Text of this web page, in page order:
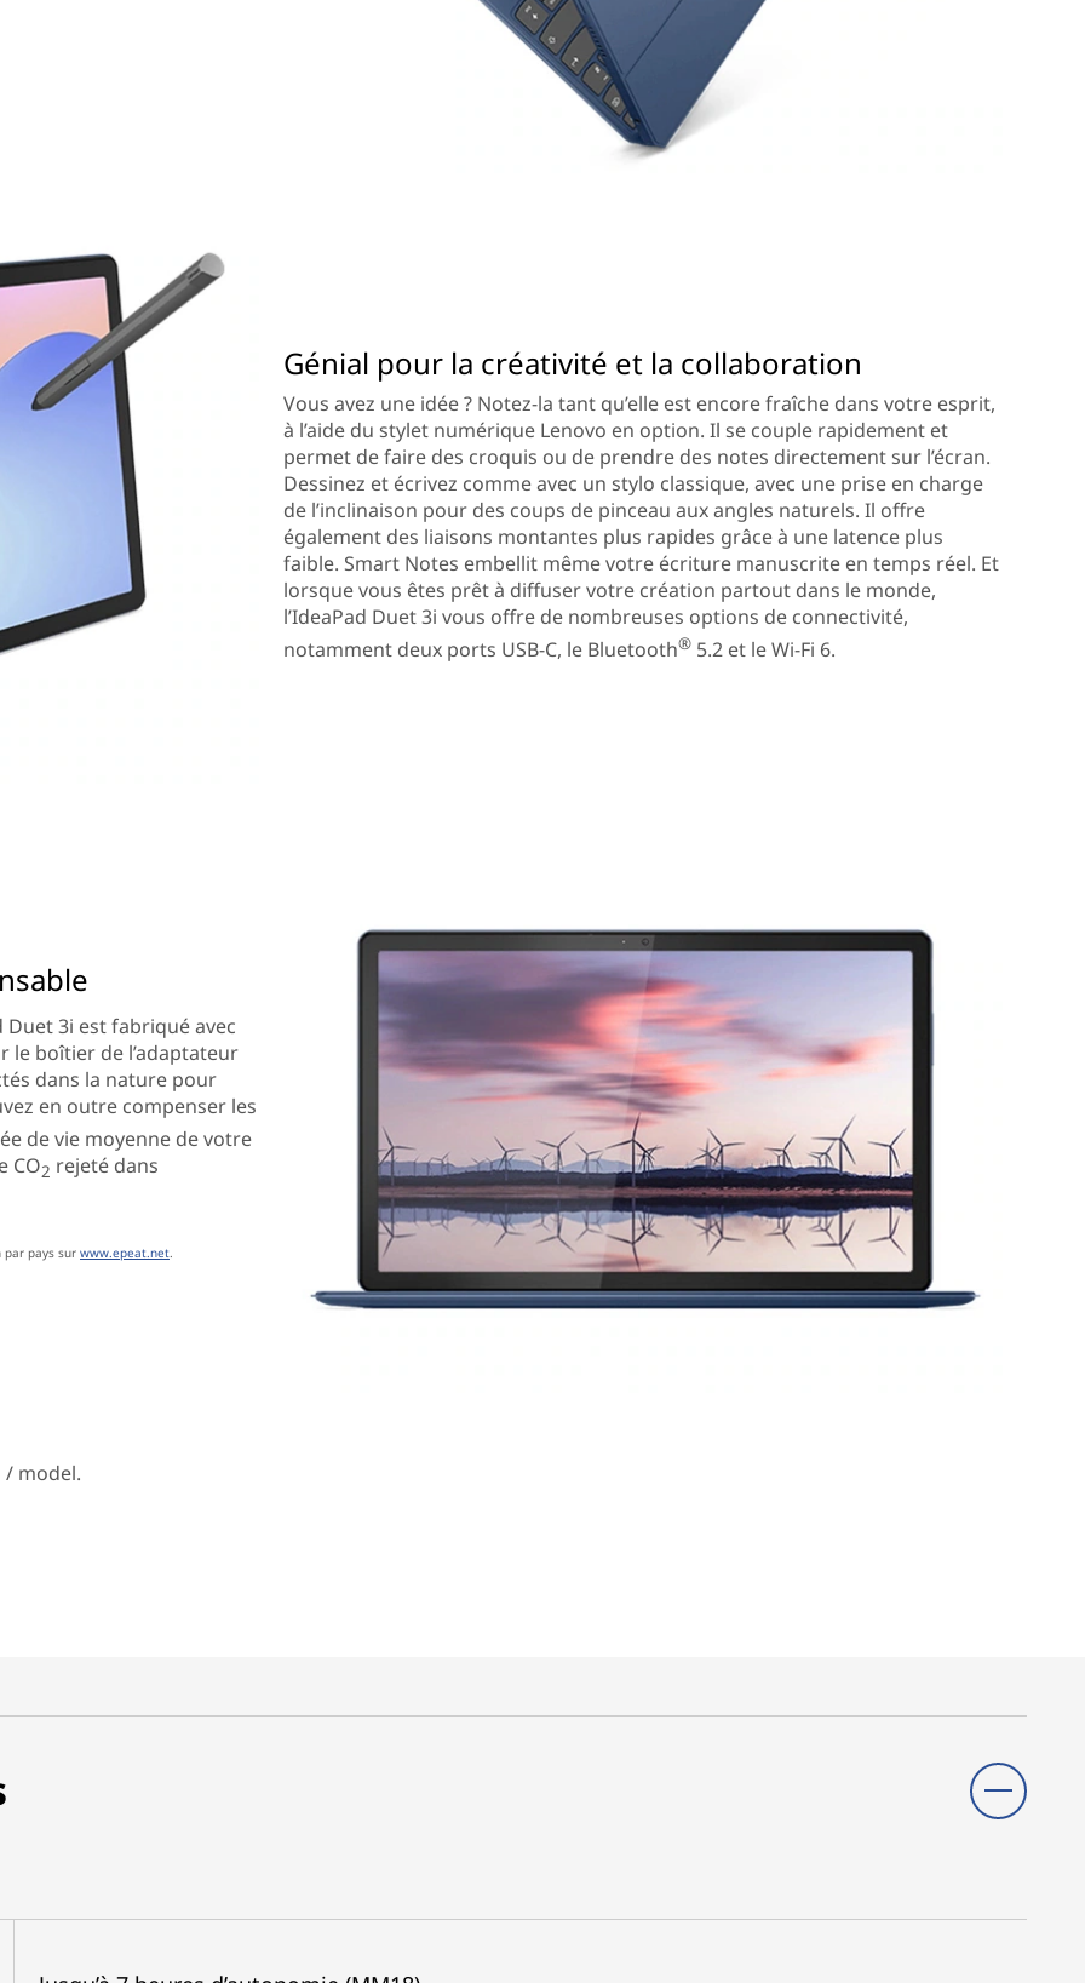
Génial pour la créativité et la collaboration
Vous avez une idée ? Notez-la tant qu’elle est encore fraîche dans votre esprit,
à l’aide du stylet numérique Lenovo en option. Il se couple rapidement et
permet de faire des croquis ou de prendre des notes directement sur l’écran.
Dessinez et écrivez comme avec un stylo classique, avec une prise en charge
de l’inclinaison pour des coups de pinceau aux angles naturels. Il offre
également des liaisons montantes plus rapides grâce à une latence plus
faible. Smart Notes embellit même votre écriture manuscrite en temps réel. Et
lorsque vous êtes prêt à diffuser votre création partout dans le monde,
l’IdeaPad Duet 3i vous offre de nombreuses options de connectivité,
notamment deux ports USB-C, le Bluetooth® 5.2 et le Wi-Fi 6.
Duet 3i est fabriqué avec
le boîtier de l’adaptateur
dans la nature pour
en outre compenser les
de vie moyenne de votre
CO2 rejeté dans
par pays sur www.epeat.net
/ model.